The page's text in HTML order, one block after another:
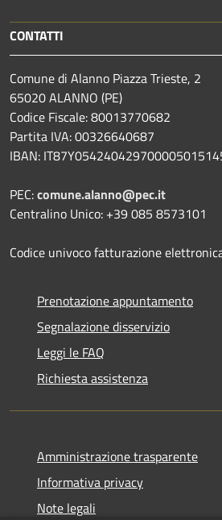
CONTATTI
Comune di Alanno Piazza Trieste, 2
65020 ALANNO (PE)
Codice Fiscale: 80013770682
Partita IVA: 00326640687
IBAN:
PEC:comune.alanno@pec.it
Centralino Unico: +39 085 8573101
Codice univoco fatturazione
Prenotazione appuntamento
Segnalazione disservizio
Leggi le FAQ
Richiesta assistenza
Amministrazione trasparente
Informativa privacy
Note legali